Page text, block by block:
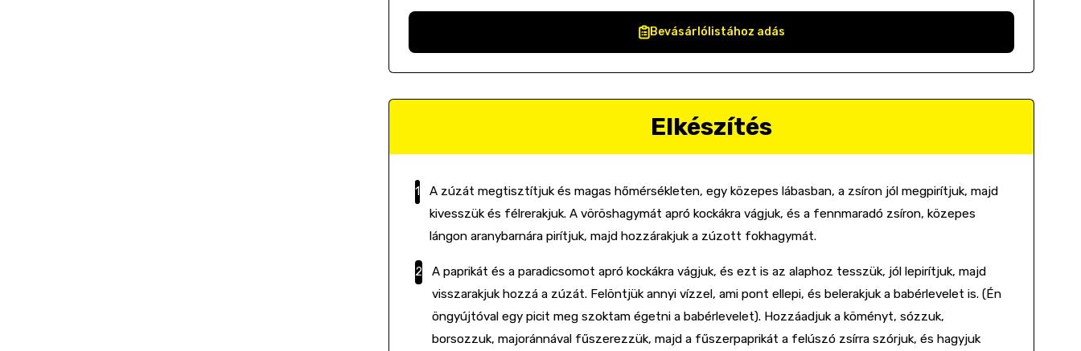
Bevásárlólistához adás
Elkészítés
A zúzát megtisztítjuk és magas hőmérsékleten, egy közepes lábasban, a zsíron jól megpirítjuk, majd
kivesszük és félrerakjuk. A vöröshagymát apró kockákra vágjuk, és a fennmaradó zsíron, közepes
lángon aranybarnára pirítjuk, majd hozzárakjuk a zúzott fokhagymát.
A paprikát és a paradicsomot apró kockákra vágjuk, és ezt is az alaphoz tesszük, jól lepirítjuk, majd
visszarakjuk hozzá a zúzát. Felöntjük annyi vízzel, ami pont ellepi, és belerakjuk a babérlevelet is. (Én
öngyújtóval egy picit meg szoktam égetni a babérlevelet). Hozzáadjuk a köményt, sózzuk,
borsozzuk, majoránnával fűszerezzük, majd a fűszerpaprikát a felúszó zsírra szórjuk, és hagyjuk